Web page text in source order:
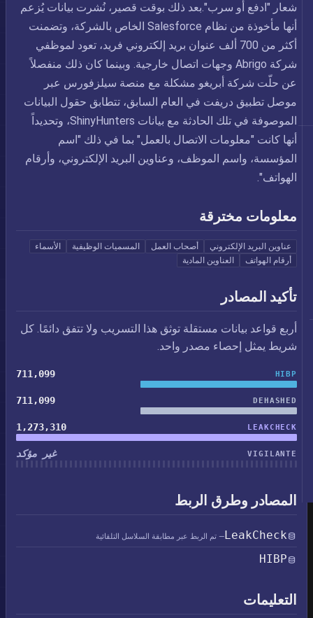
شعار "ادفع أو سرب".بعد ذلك بوقت قصير، نُشرت بيانات يُزعم
أنها مأخوذة من نظام Salesforce الخاص بالشركة، وتضمنت
أكثر من 700 ألف عنوان بريد إلكتروني فريد، تعود لموظفي
شركة Abrigo وجهات اتصال خارجية. وبينما كان ذلك منفصلاً
عن حلّت شركة أبريغو مشكلة مع منصة سيلزفورس عبر
موصل تطبيق دريفت في العام السابق، تتطابق حقول البيانات
الموصوفة في تلك الحادثة مع بيانات ShinyHunters، وتحديداً
أنها كانت "معلومات الاتصال بالعمل" بما في ذلك "اسم
المؤسسة، واسم الموظف، وعناوين البريد الإلكتروني، وأرقام
الهواتف".
معلومات مخترقة
عناوين البريد الإلكتروني أصحاب العمل المسميات الوظيفية
الأسماء
أرقام الهواتف
العناوين المادية
تأكيد المصادر
أربع قواعد بيانات مستقلة توثق هذا التسريب ولا تتفق دائمًا. كل
شريط يمثل إحصاء مصدر واحد.
HIBP
711,099
DEHASHED
711,099
LEAKCHECK
1,273,310
VIGILANTE غير مؤكد
المصادر وطرق الربط
LeakCheck— تم الربط عبر مطابقة السلاسل التلقائية
HIBP
التعليمات